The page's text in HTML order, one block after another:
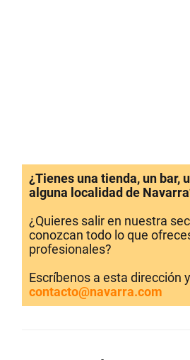
¿Tienes una tienda, un bar,
alguna localidad de
¿Quieres salir en nuestra
conozcan todo lo que
profesionales?
Escríbenos a esta dirección
contacto@navarra.com